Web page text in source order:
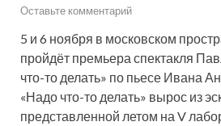
Оставьте комментарий
5 и 6 ноября в московском
пройдёт премьера спектакля
что-то делать» по пьесе Ивана
«Надо что-то делать» вырос из
представленной летом на V